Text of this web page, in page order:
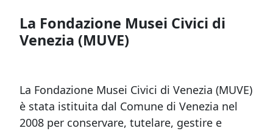
La Fondazione Musei Civici di
Venezia (MUVE)
La Fondazione Musei Civici di Venezia (MUVE)
è stata istituita dal Comune di Venezia nel
2008 per conservare, tutelare, gestire e